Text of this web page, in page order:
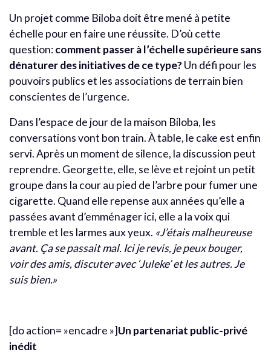
Un projet comme Biloba doit être mené à petite
échelle pour en faire une réussite. D’où cette
question:comment passer à l’échelle supérieure sans
dénaturer des initiatives de ce type?Un défi pour les
pouvoirs publics et les associations de terrain bien
conscientes de l’urgence.
Dans l’espace de jour de la maison Biloba, les
conversations vont bon train. À table, le cake est enfin
servi. Après un moment de silence, la discussion peut
reprendre. Georgette, elle, se lève et rejoint un petit
groupe dans la cour au pied de l’arbre pour fumer une
cigarette. Quand elle repense aux années qu’elle a
passées avant d’emménager ici, elle a la voix qui
tremble et les larmes aux yeux. «J’étais malheureuse
avant. Ça se passait mal. Ici je revis, je peux bouger,
voir des amis, discuter avec ‘Juleke’ et les autres. Je
suis bien.»
[do action= »encadre »]Un partenariat public-privé
inédit